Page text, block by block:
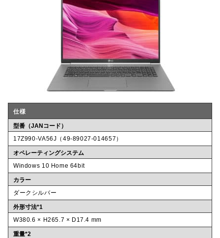
仕様
型番（JANコード）
17Z990-VA56J（49-89027-014657）
オペレーティングシステム
Windows 10 Home 64bit
カラー
ダークシルバー
外形寸法*1
W380.6 × H265.7 × D17.4 mm
重量*2